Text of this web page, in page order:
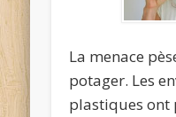
La menace
potager. Les
plastiques ont